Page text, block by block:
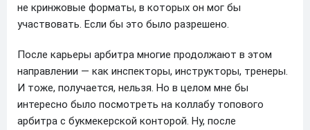
не кринжовые форматы, в которых он мог бы
участвовать. Если бы это было разрешено.
После карьеры арбитра многие продолжают в этом
направлении — как инспекторы, инструкторы, тренеры.
И тоже, получается, нельзя. Но в целом мне бы
интересно было посмотреть на коллабу топового
арбитра с букмекерской конторой. Ну, после